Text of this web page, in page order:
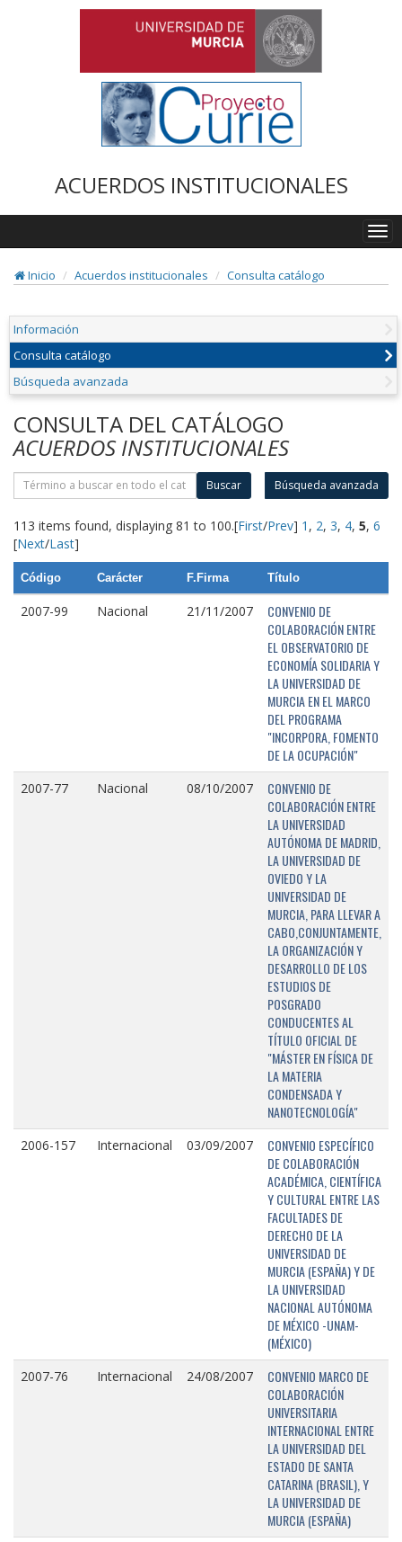
ACUERDOS INSTITUCIONALES
Inicio
Acuerdos institucionales Consulta catálogo
Información
Consulta catálogo
Búsqueda avanzada
CONSULTA DEL CATÁLOGO
ACUERDOS INSTITUCIONALES
Buscar Búsqueda avanzada
113 items found, displaying 81 to 100.[First/Prev] 1 , 2, 3, 4, 5, 6
[Next/Last]
Código Carácter F.Firma Título
2007-99 Nacional 21/11/2007
CONVENIO DE
COLABORACIÓN ENTRE
EL OBSERVATORIO DE
ECONOMÍA SOLIDARIA Y
LA UNIVERSIDAD DE
MURCIA EN EL MARCO
DEL PROGRAMA
"INCORPORA, FOMENTO
DE LA OCUPACIÓN"
2007-77 Nacional 08/10/2007
CONVENIO DE
COLABORACIÓN ENTRE
LA UNIVERSIDAD
AUTÓNOMA DE MADRID,
LA UNIVERSIDAD DE
OVIEDO Y LA
UNIVERSIDAD DE
MURCIA, PARA LLEVAR A
CABO,CONJUNTAMENTE,
LA ORGANIZACIÓN Y
DESARROLLO DE LOS
ESTUDIOS DE
POSGRADO
CONDUCENTES AL
TÍTULO OFICIAL DE
"MÁSTER EN FÍSICA DE
LA MATERIA
CONDENSADA Y
NANOTECNOLOGÍA"
2006-157 Internacional 03/09/2007
CONVENIO ESPECÍFICO
DE COLABORACIÓN
ACADÉMICA, CIENTÍFICA
Y CULTURAL ENTRE LAS
FACULTADES DE
DERECHO DE LA
UNIVERSIDAD DE
MURCIA (ESPAÑA) Y DE
LA UNIVERSIDAD
NACIONAL AUTÓNOMA
DE MÉXICO -UNAM-
(MÉXICO)
2007-76 Internacional 24/08/2007
CONVENIO MARCO DE
COLABORACIÓN
UNIVERSITARIA
INTERNACIONAL ENTRE
LA UNIVERSIDAD DEL
ESTADO DE SANTA
CATARINA (BRASIL), Y
LA UNIVERSIDAD DE
MURCIA (ESPAÑA)